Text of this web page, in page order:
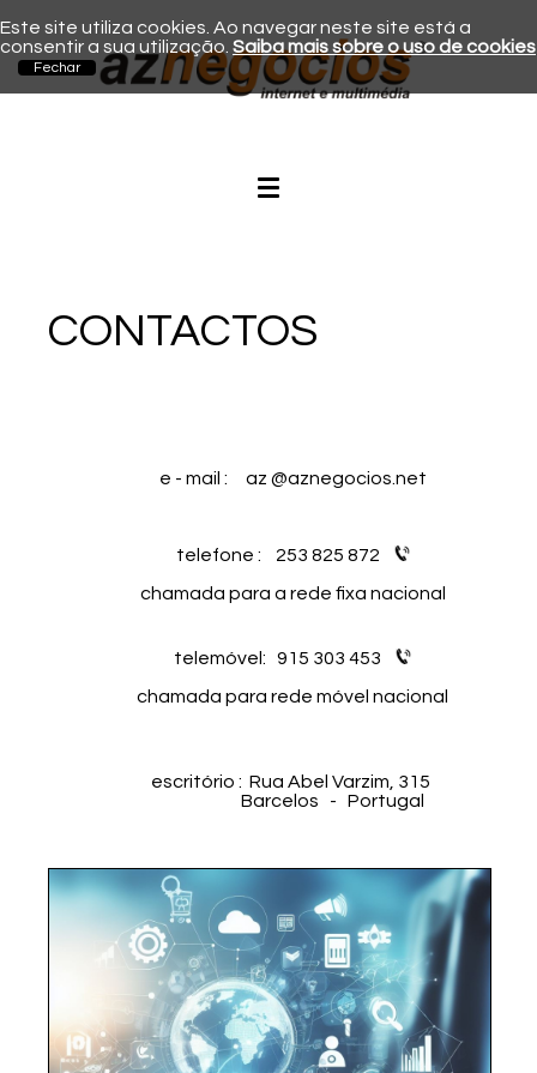
CONTACTOS
e - mail : az @aznegocios.net
telefone : 253 825 872
chamada para a rede fixa nacional
telemóvel: 915 303 453
chamada para rede móvel nacional
escritório : Rua Abel Varzim, 315
Barcelos - Portugal
Este site utiliza cookies. Ao navegar neste site está a
consentir a sua utilização. Saiba mais sobre o uso de cookies